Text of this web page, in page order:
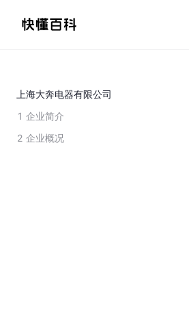
上海大奔电器有限公司
1 企业简介
2 企业概况